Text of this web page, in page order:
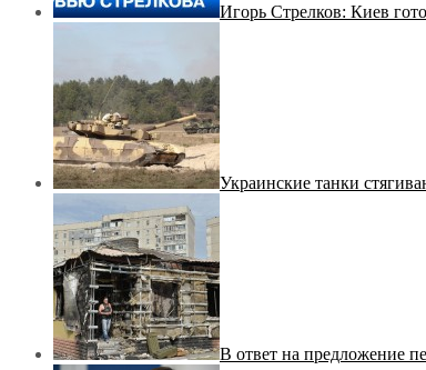
Игорь Стрелков: Киев
Украинские танки
В ответ на предложение